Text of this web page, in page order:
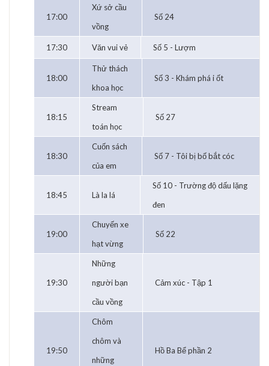
17:00
Xứ sở cầu
vồng
Số 24
17:30 Văn vui vẻ Số 5 - Lượm
18:00
Thử thách
khoa học
Số 3 - Khám phá i ốt
18:15
Stream
toán học
Số 27
18:30
Cuốn sách
của em
Số 7 - Tôi bị bố bắt cóc
18:45 Là la lá
Số 10 - Trường độ dấu lặng
đen
19:00
Chuyến xe
hạt vừng
Số 22
19:30
Những
người bạn
cầu vồng
Cảm xúc - Tập 1
19:50
Chôm
chôm và
những
Hồ Ba Bể phần 2